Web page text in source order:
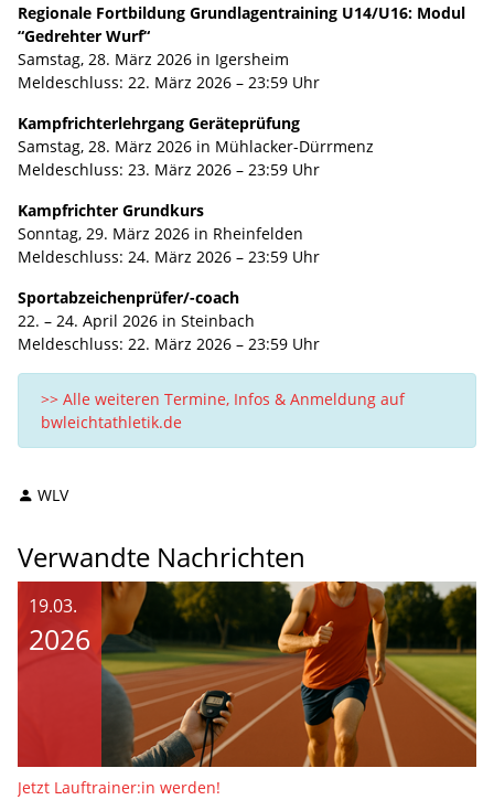
Regionale Fortbildung Grundlagentraining U14/U16: Modul
“Gedrehter Wurf“
Samstag, 28. März 2026 in Igersheim
Meldeschluss: 22. März 2026 – 23:59 Uhr
Kampfrichterlehrgang Geräteprüfung
Samstag, 28. März 2026 in Mühlacker-Dürrmenz
Meldeschluss: 23. März 2026 – 23:59 Uhr
Kampfrichter Grundkurs
Sonntag, 29. März 2026 in Rheinfelden
Meldeschluss: 24. März 2026 – 23:59 Uhr
Sportabzeichenprüfer/-coach
22. – 24. April 2026 in Steinbach
Meldeschluss: 22. März 2026 – 23:59 Uhr
>> Alle weiteren Termine, Infos & Anmeldung auf
bwleichtathletik.de
WLV
Verwandte Nachrichten
19.03.
2026
Jetzt Lauftrainer:in werden!